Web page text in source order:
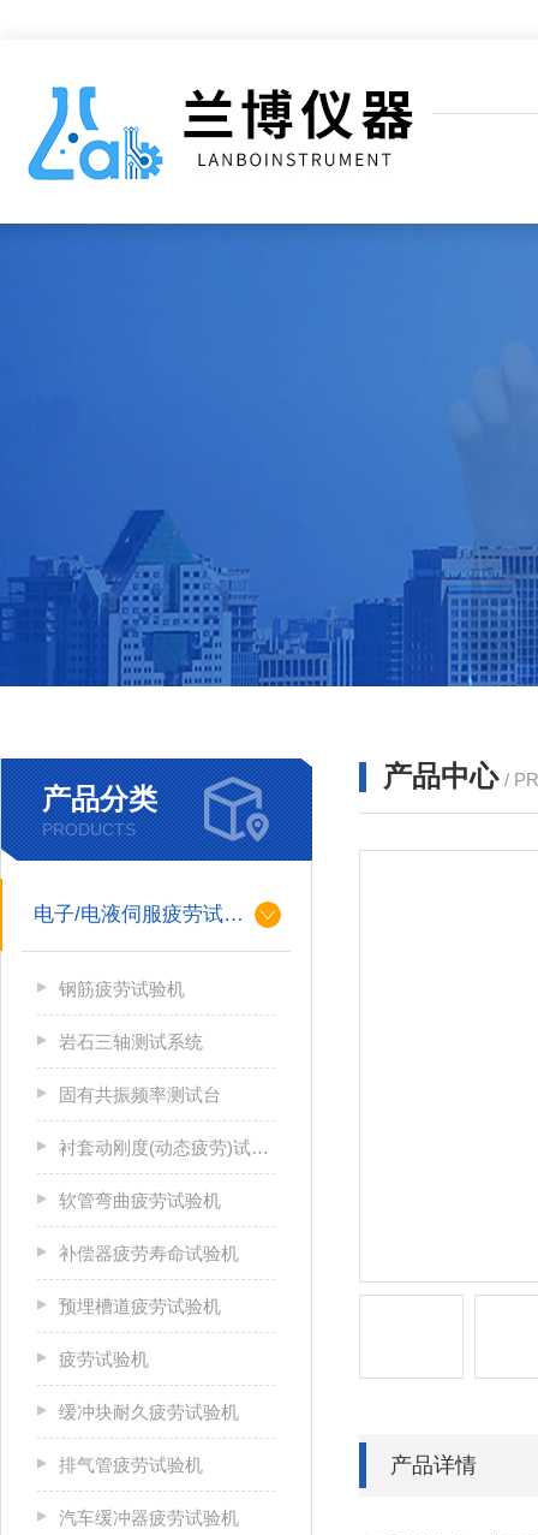
产品分类
PRODUCTS
电子/电液伺服疲劳试验机
钢筋疲劳试验机
岩石三轴测试系统
固有共振频率测试台
衬套动刚度(动态疲劳)试验机
软管弯曲疲劳试验机
补偿器疲劳寿命试验机
预埋槽道疲劳试验机
疲劳试验机
缓冲块耐久疲劳试验机
排气管疲劳试验机
汽车缓冲器疲劳试验机
产品中心 /
产品详情